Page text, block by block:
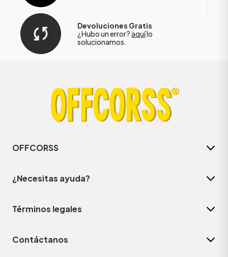
Devoluciones Gratis
¿Hubo un error?aquílo
solucionamos.
OFFCORSS
¿Necesitas ayuda?
Términos legales
Contáctanos